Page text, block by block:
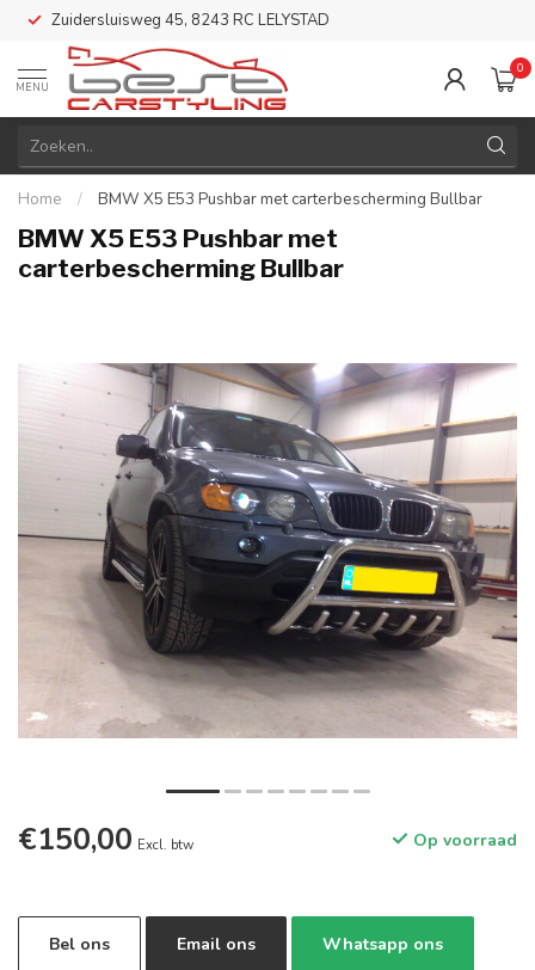
Zuidersluisweg 45, 8243 RC LELYSTAD
MENU
0
Home / BMW X5 E53 Pushbar met carterbescherming Bullbar
BMW X5 E53 Pushbar met
carterbescherming Bullbar
€150,00 Excl. btw Op voorraad
Bel ons Email ons Whatsapp ons